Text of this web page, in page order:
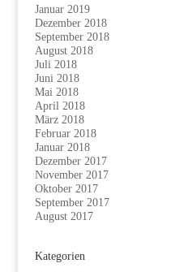
Januar 2019
Dezember 2018
September 2018
August 2018
Juli 2018
Juni 2018
Mai 2018
April 2018
März 2018
Februar 2018
Januar 2018
Dezember 2017
November 2017
Oktober 2017
September 2017
August 2017
Kategorien